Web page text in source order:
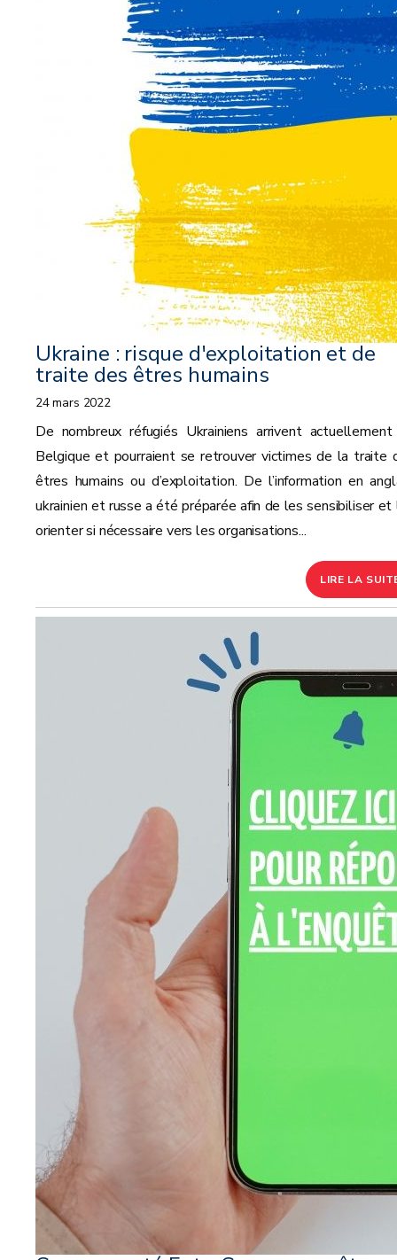
Ukraine : risque d'exploitation et de
traite des êtres humains
24 mars 2022
De nombreux réfugiés Ukrainiens arrivent
Belgique et pourraient se retrouver victimes de la traite
êtres humains ou d’exploitation. De l’information en
ukrainien et russe a été préparée afin de les sensibiliser et
orienter si nécessaire vers les organisations...
LIRE LA